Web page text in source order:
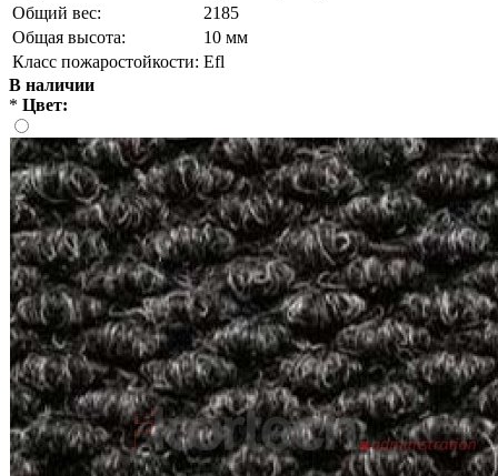
Общий вес:
2185
Общая высота:
10 мм
Класс пожаростойкости: Еfl
В наличии
* Цвет: